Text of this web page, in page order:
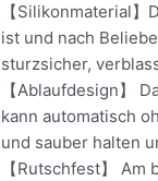
【Silikonmaterial
ist und nach
sturzsicher,
【Ablaufdesign】
kann automatisch
und sauber halten
【Rutschfest】